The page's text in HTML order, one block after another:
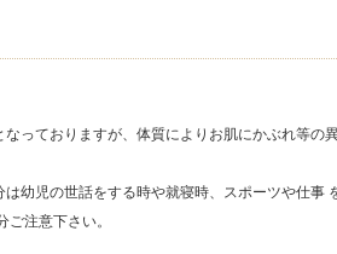
っておりますが、体質によりお肌にかぶれ等の
幼児の世話をする時や就寝時、スポーツや仕事
ご注意下さい。